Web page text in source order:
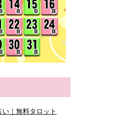
い｜無料タロット